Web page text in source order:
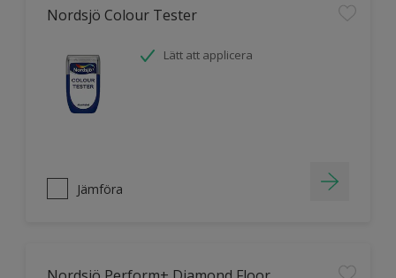
Nordsjö Colour Tester
Lätt att applicera
Jämföra